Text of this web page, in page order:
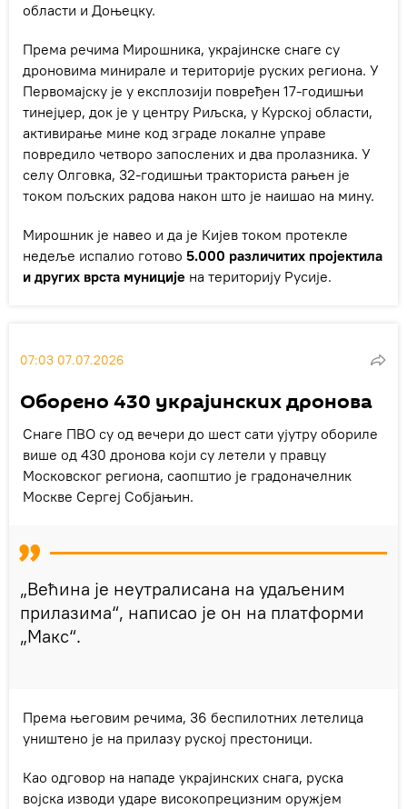
области и Доњецку.
Према речима Мирошника, украјинске снаге су
дроновима минирале и територије руских региона. У
Первомајску је у експлозији повређен 17-годишњи
тинејџер, док је у центру Риљска, у Курској области,
активирање мине код зграде локалне управе
повредило четворо запослених и два пролазника. У
селу Олговка, 32-годишњи тракториста рањен је
током пољских радова након што је наишао на мину.
Мирошник је навео и да је Кијев током протекле
недеље испалио готово 5.000 различитих пројектила
и других врста муниције на територију Русије.
07:03 07.07.2026
Оборено 430 украјинских дронова
Снаге ПВО су од вечери до шест сати ујутру обориле
више од 430 дронова који су летели у правцу
Московског региона, саопштио је градоначелник
Москве Сергеј Собјањин.
„Већина је неутралисана на удаљеним
прилазима“, написао је он на платформи
„Макс“.
Према његовим речима, 36 беспилотних летелица
уништено је на прилазу руској престоници.
Као одговор на нападе украјинских снага, руска
војска изводи ударе високопрецизним оружјем